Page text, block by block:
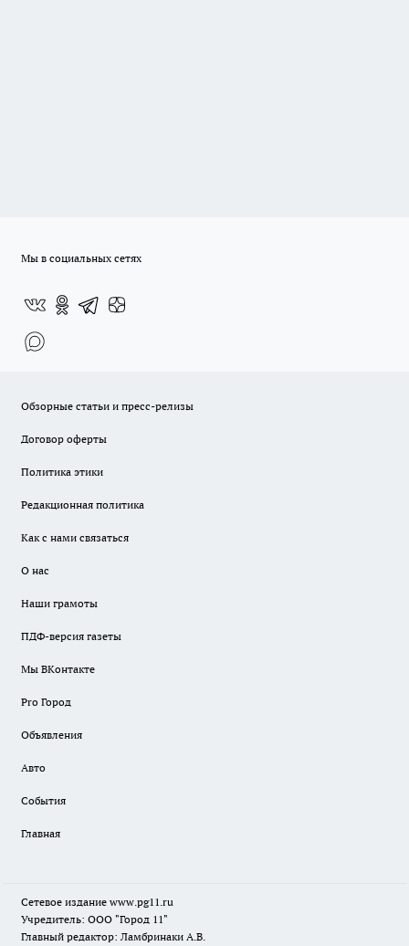
Мы в социальных сетях
Обзорные статьи и пресс-релизы
Договор оферты
Политика этики
Редакционная политика
Как с нами связаться
О нас
Наши грамоты
ПДФ-версия газеты
Мы ВКонтакте
Pro Город
Объявления
Авто
События
Главная
Сетевое издание www.pg11.ru
Учредитель: ООО "Город 11"
Главный редактор: Ламбринаки А.В.